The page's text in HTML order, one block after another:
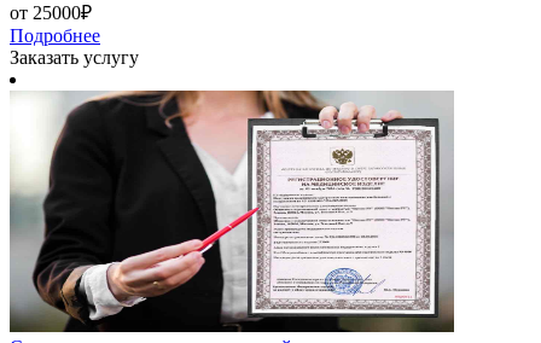
от 25000₽
Подробнее
Заказать услугу